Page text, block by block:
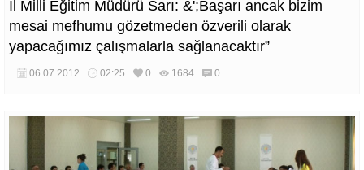
İl Milli Eğitim Müdürü Sarı: &';Başarı ancak bizim
mesai mefhumu gözetmeden özverili olarak
yapacağımız çalışmalarla sağlanacaktır”
06.07.2012 02:25 0 1684 0